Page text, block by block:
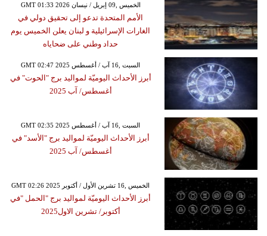
GMT 01:33 2026 الخميس ,09 إبريل / نيسان
الأمم المتحدة تدعو إلى تحقيق دولي في
الغارات الإسرائيلية و لبنان يعلن الخميس يوم
حداد وطني على ضحاياه
GMT 02:47 2025 السبت ,16 آب / أغسطس
أبرز الأحداث اليوميّة لمواليد برج "الحوت" في
أغسطس/ آب 2025
GMT 02:35 2025 السبت ,16 آب / أغسطس
أبرز الأحداث اليوميّة لمواليد برج "الأسد" في
أغسطس/ آب 2025
GMT 02:26 2025 الخميس ,16 تشرين الأول / أكتوبر
أبرز الأحداث اليوميّة لمواليد برج "الحمل "في
أكتوبر/ تشرين الاول2025